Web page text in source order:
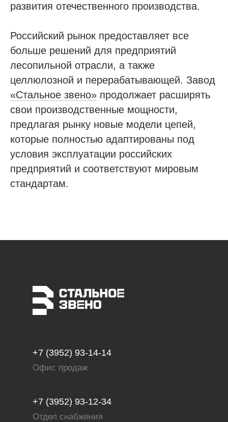
развития отечественного производства.
Российский рынок предоставляет все
больше решений для предприятий
лесопильной отрасли, а также
целлюлозной и перерабатывающей. Завод
«Стальное звено» продолжает расширять
свои производственные мощности,
предлагая рынку новые модели цепей,
которые полностью адаптированы под
условия эксплуатации российских
предприятий и соответствуют мировым
стандартам.
+7 (3952) 93-14-14
Офис продаж
+7 (3952) 93-12-34
Отдел снабжения